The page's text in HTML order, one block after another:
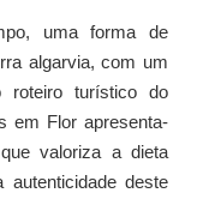
uma forma de
algarvia, com um
roteiro turístico do
em Flor apresenta-
valoriza a dieta
autenticidade deste